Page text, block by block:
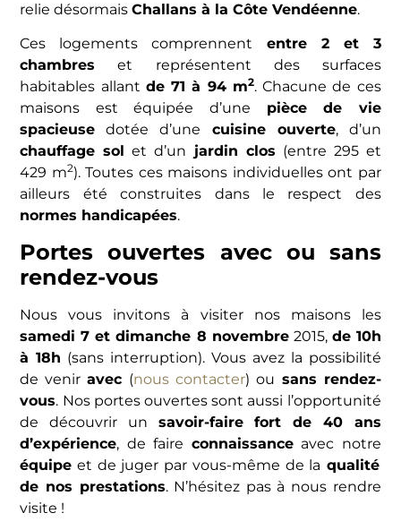
relie désormaisChallans à la Côte Vendéenne.
Ces logements comprennent entre 2 et 3
chambres et représentent des surfaces
habitables allant de 71 à 94 m2. Chacune de ces
maisons est équipée d’une pièce de vie
spacieuse dotée d’une cuisine ouverte, d’un
chauffage sol et d’un jardin clos (entre 295 et
429 m2). Toutes ces maisons individuelles ont par
ailleurs été construites dans le respect des
normes handicapées.
Portes ouvertes avec ou sans
rendez-vous
Nous vous invitons à visiter nos maisons les
samedi 7 et dimanche 8 novembre2015, de 10h
à 18h (sans interruption). Vous avez la possibilité
de veniravec (nous contacter) ou sans rendez-
vous. Nos portes ouvertes sont aussi l’opportunité
de découvrir un savoir-faire fort de 40 ans
d’expérience, de faire connaissanceavec notre
équipe et de juger par vous-même de la qualité
de nos prestations. N’hésitez pas à nous rendre
visite !